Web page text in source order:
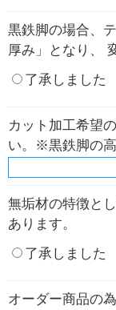
黒鉄脚の場合、
厚み」となり、
了承しました
カット加工希望
い。※黒鉄脚の
無垢材の特徴と
あります。
了承しました
オーダー商品の